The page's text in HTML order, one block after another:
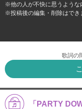
※他の人が不快に思うような
※投稿後の編集・削除はでき
歌詞の
「PARTY